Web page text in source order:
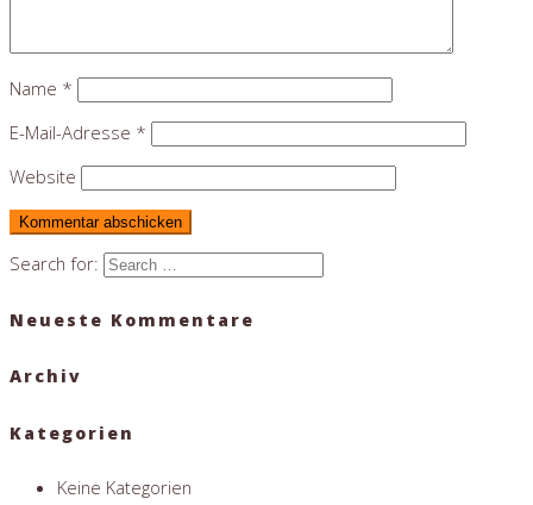
Name *
E-Mail-Adresse *
Website
Search for:
Neueste Kommentare
Archiv
Kategorien
Keine Kategorien